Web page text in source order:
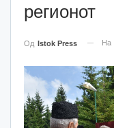
регионот
Од Istok Press На